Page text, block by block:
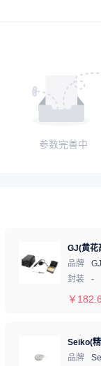
参数完善中
品牌
封装
-
￥
品牌